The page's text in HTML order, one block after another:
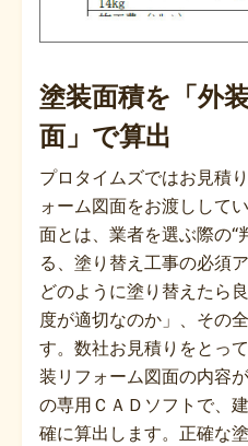
塗装面積を「外
面」で算出
プロタイムズではお見積
ォーム図面をお渡しして
面とは、業者を選ぶ際の“
る、塗り替え工事の必須
どのように塗り替えたら
度が適切なのか」、その
す。数社お見積りをとっ
装リフォーム図面の内容
の専用ＣＡＤソフトで、
確に算出します。正確な